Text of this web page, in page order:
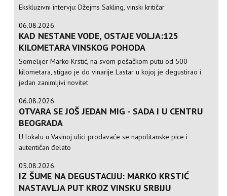
Ekskluzivni intervju: Džejms Sakling, vinski kritičar
06.08.2026.
KAD NESTANE VODE, OSTAJE VOLJA:125
KILOMETARA VINSKOG POHODA
Somelijer Marko Krstić, na svom pešačkom putu od 500
kilometara, stigao je do vinarije Lastar u kojoj je degustirao i
jedan zanimljivi novitet
06.08.2026.
OTVARA SE JOŠ JEDAN MIG - SADA I U CENTRU
BEOGRADA
U lokalu u Vasinoj ulici prodavaće se napolitanske pice i
autentičan đelato
05.08.2026.
IZ ŠUME NA DEGUSTACIJU: MARKO KRSTIĆ
NASTAVLJA PUT KROZ VINSKU SRBIJU